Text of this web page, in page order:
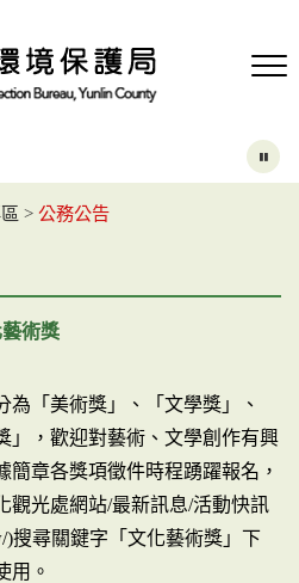
> 公務公告
術獎
為「美術獎」、「文學獎」、
」，歡迎對藝術、文學創作有興
簡章各獎項徵件時程踴躍報名，
觀光處網站/最新訊息/活動快訊
)搜尋關鍵字「文化藝術獎」下
用。